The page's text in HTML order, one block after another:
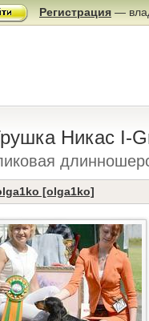
Регистрация —
Никас I-
[olga1ko]